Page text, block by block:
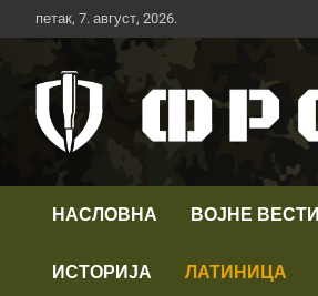
Скип
то
петак, 7. август, 2026.
Телевизија
НАСЛОВНА ВОЈНЕ ВЕСТИ
ИСТОРИЈА ЛАТИНИЦА